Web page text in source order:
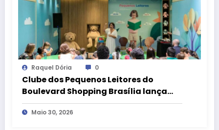
Raquel Dória 0
Clube dos Pequenos Leitores do
Boulevard Shopping Brasília lança
programação 2026 com encontros
gratuitos para crianças
Maio 30, 2026